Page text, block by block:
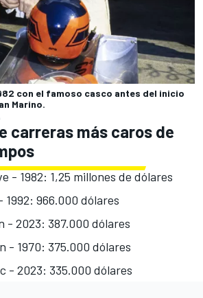
con el famoso casco antes del inicio
Marino.
carreras más caros de
- 1982: 1,25 millones de dólares
1992: 966.000 dólares
- 2023: 387.000 dólares
- 1970: 375.000 dólares
- 2023: 335.000 dólares